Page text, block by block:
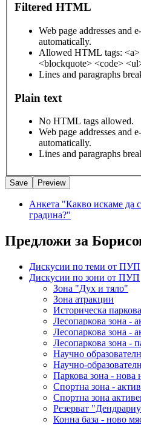
Filtered HTML
Web page addresses and
automatically.
Allowed HTML tags:
<blockquote> <code>
Lines and paragraphs
Plain text
No HTML tags allowed.
Web page addresses and
automatically.
Lines and paragraphs
Анкета "Какво искаме да
градина?"
Предложи за
Дискусии по теми от ПУП
Дискусии по зони от ПУП
Зона "Дух и тяло"
Зона атракции
Историческа
Лесопаркова зона -
Лесопаркова зона -
Лесопаркова зона -
Научно
Научно-
Паркова зона - нова
Спортна зона -
Спортна зона
Резерват
Конна база - ново